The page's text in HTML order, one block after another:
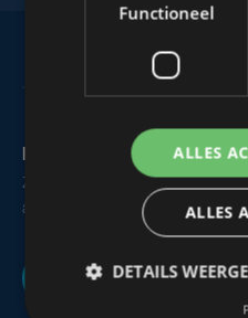
Maak zelf het nieuws
Zie of hoor je iets dat interessant
aarzel dan niet om ons te
Nieuws
Functioneel
ALLES
ALLES
DETAILS